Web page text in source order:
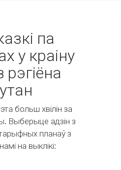
па
у краіну
рэгіёна
больш хвілін за
Выберыце адзін з
планаў з
на выклікі: